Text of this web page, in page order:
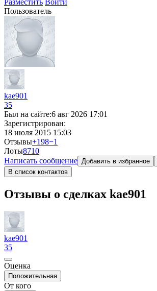
Разместить Войти
Пользователь
kae901
35
Был на сайте:6 авг 2026 17:01
Зарегистрирован:
18 июля 2015 15:03
Отзывы+198−1
Лоты8710
Написать сообщение Добавить в избранное
В список контактов
Отзывы о сделках kae901
kae901
35
Оценка
Положительная
От кого